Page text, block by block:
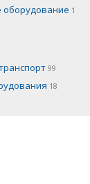
1
99
18